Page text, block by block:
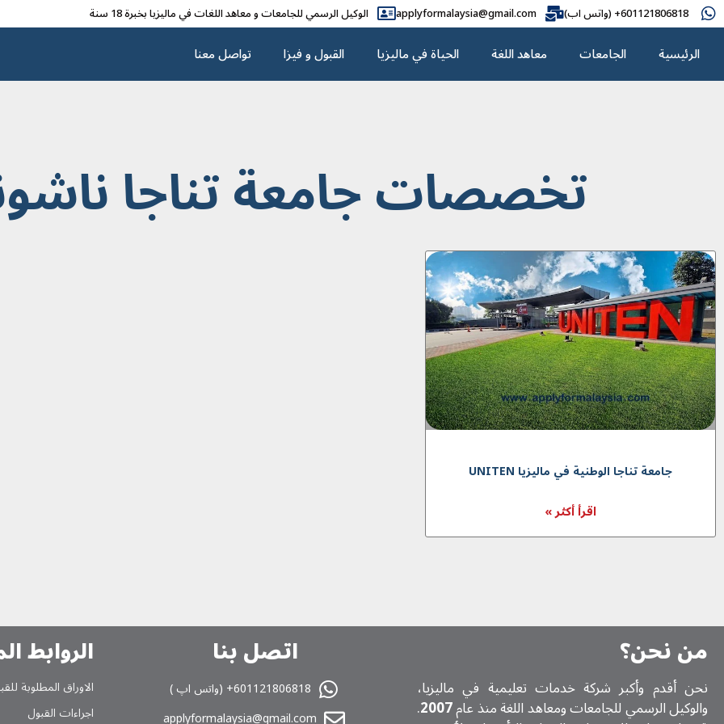
601121806818+ (واتس اب) applyformalaysia@gmail.com الوکیل الرسمي للجامعات و معاهد اللغات في مالیزیا بخبرة 18 سنة
الرئيسية الجامعات معاهد اللغة الحياة في ماليزيا القبول و فیزا تواصل معنا
تخصصات جامعة تناجا
جامعة تناجا الوطنية في ماليزيا UNITEN
اقرأ أكثر »
من نحن؟
نحن أقدم وأكبر شركة خدمات تعلیمیة في ماليزيا،
والوكيل الرسمي للجامعات ومعاهد اللغة منذ عام2007
.
اتصل بنا
601121806818+ (واتس اپ )
applyformalaysia@gmail.com
الروابط
الاوراق المطلوبة
اجراءات القبول